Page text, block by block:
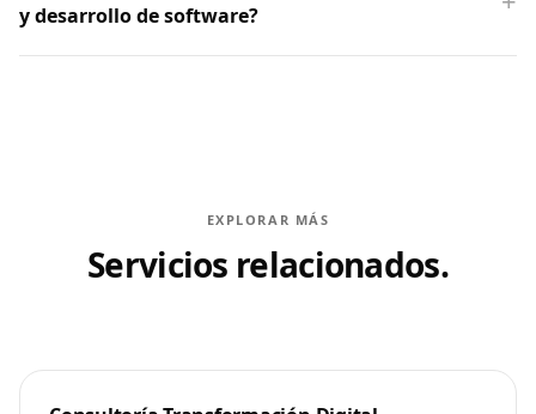
y desarrollo de software?
EXPLORAR MÁS
Servicios relacionados.